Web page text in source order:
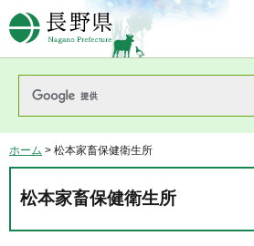
長野県Nagano Prefecture
ホーム > 松本家畜保健衛生所
松本家畜保健衛生所